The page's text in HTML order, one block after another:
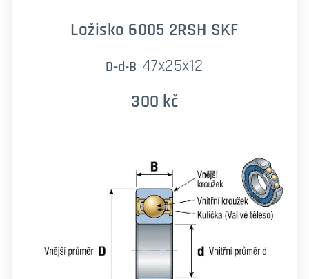
Ložisko 6005 2RSH SKF
D-d-B 47x25x12
300 kč